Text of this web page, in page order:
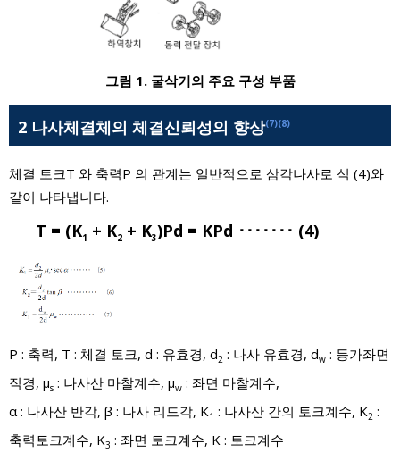
그림 1. 굴삭기의 주요 구성 부품
2 나사체결체의 체결신뢰성의 향상(7)(8)
체결 토크T 와 축력P 의 관계는 일반적으로 삼각나사로 식 (4)와
같이 나타냅니다.
T = (K1 + K2 + K3)Pd = KPd ･･･････ (4)
P : 축력, T : 체결 토크, d : 유효경, d2 : 나사 유효경, dw : 등가좌면
직경, μs : 나사산 마찰계수, μw : 좌면 마찰계수,
α : 나사산 반각, β : 나사 리드각, K1 : 나사산 간의 토크계수, K2 :
축력토크계수, K3 : 좌면 토크계수, K : 토크계수